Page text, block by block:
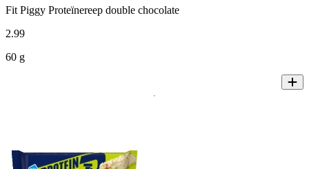
Fit Piggy Proteïnereep double chocolate
2.99
60 g